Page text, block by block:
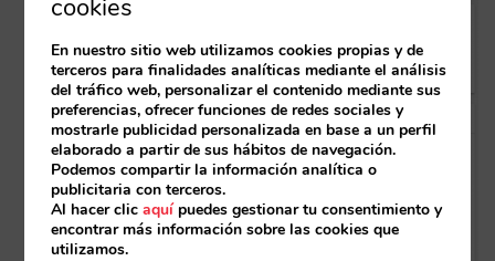
cookies
En nuestro sitio web utilizamos cookies propias y de
terceros para finalidades analíticas mediante el análisis
del tráfico web, personalizar el contenido mediante sus
preferencias, ofrecer funciones de redes sociales y
mostrarle publicidad personalizada en base a un perfil
elaborado a partir de sus hábitos de navegación.
Podemos compartir la información analítica o
publicitaria con terceros.
Al hacer clicaquípuedes gestionar tu consentimiento y
encontrar más información sobre las cookies que
utilizamos.